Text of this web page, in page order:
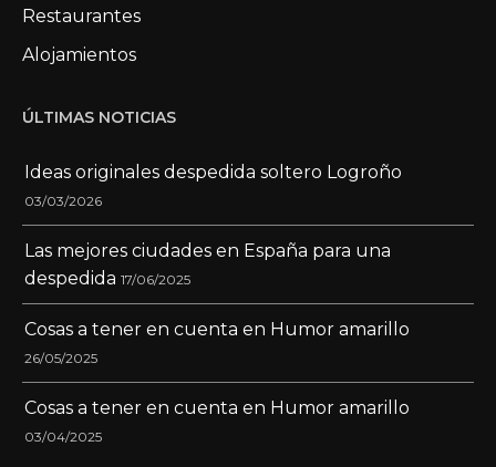
Restaurantes
Alojamientos
ÚLTIMAS NOTICIAS
Ideas originales despedida soltero Logroño
03/03/2026
Las mejores ciudades en España para una
despedida 17/06/2025
Cosas a tener en cuenta en Humor amarillo
26/05/2025
Cosas a tener en cuenta en Humor amarillo
03/04/2025